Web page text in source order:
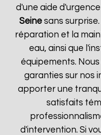
d'une aide
Seine sans
réparation et la
eau, ainsi que
équipements.
garanties sur nos
apporter une
satisfaits
d'intervention. Si